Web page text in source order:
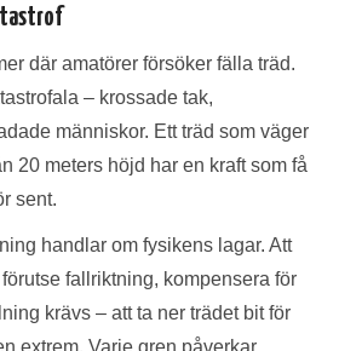
där amatörer försöker fälla träd.
– krossade tak,
människor. Ett träd som väger
20 meters höjd har en kraft som få
sent.
handlar om fysikens lagar. Att
fallriktning, kompensera för
krävs – att ta ner trädet bit för